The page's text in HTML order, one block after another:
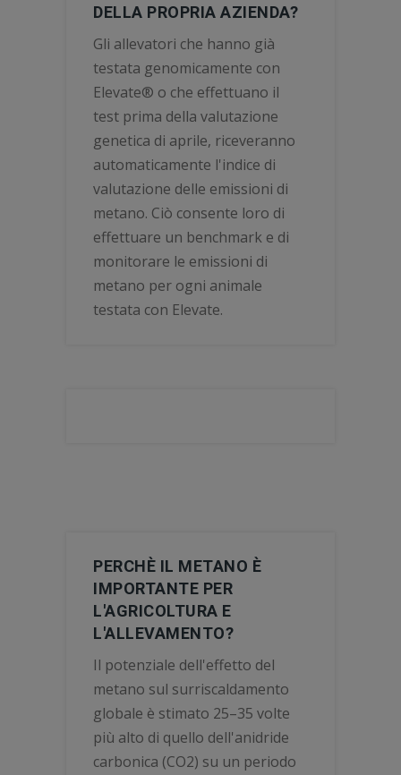
DELLA PROPRIA AZIENDA?
Gli allevatori che hanno già
testata genomicamente con
Elevate® o che effettuano il
test prima della valutazione
genetica di aprile, riceveranno
automaticamente l'indice di
valutazione delle emissioni di
metano. Ciò consente loro di
effettuare un benchmark e di
monitorare le emissioni di
metano per ogni animale
testata con Elevate.
PERCHÈ IL METANO È
IMPORTANTE PER
L'AGRICOLTURA E
L'ALLEVAMENTO?
Il potenziale dell'effetto del
metano sul surriscaldamento
globale è stimato 25–35 volte
più alto di quello dell'anidride
carbonica (CO2) su un periodo